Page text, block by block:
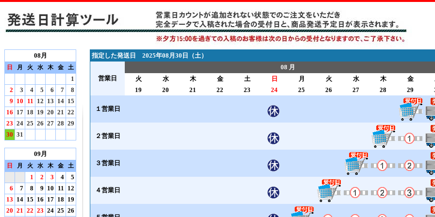
08月
日 月 火 水 木 金 土
1
2
3 4 5 6 7
8
9 10 11 12 13 14 15
16 17 18 19 20 21 22
23 24 25 26 27 28 29
30 31
09月
日 月 火 水 木 金 土
1 2 3 4
5
6
7 8 9 10 11 12
13 14 15 16 17 18 19
20 21 22 23 24 25 26
指定した発送日 2025年08月30日（土）
営業日
08 月
火
水 木 金 土 日 月 火 水 木 金
19
20 21 22 23 24 25 26 27 28 29
１営業日
２営業日
３営業日
４営業日